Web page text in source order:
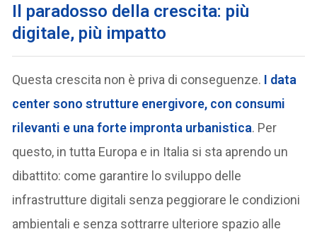
Il paradosso della crescita: più
digitale, più impatto
Questa crescita non è priva di conseguenze. I data
center sono strutture energivore, con consumi
rilevanti e una forte impronta urbanistica. Per
questo, in tutta Europa e in Italia si sta aprendo un
dibattito: come garantire lo sviluppo delle
infrastrutture digitali senza peggiorare le condizioni
ambientali e senza sottrarre ulteriore spazio alle